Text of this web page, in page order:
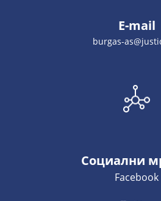
E-mail
burgas-
Социални
Facebook